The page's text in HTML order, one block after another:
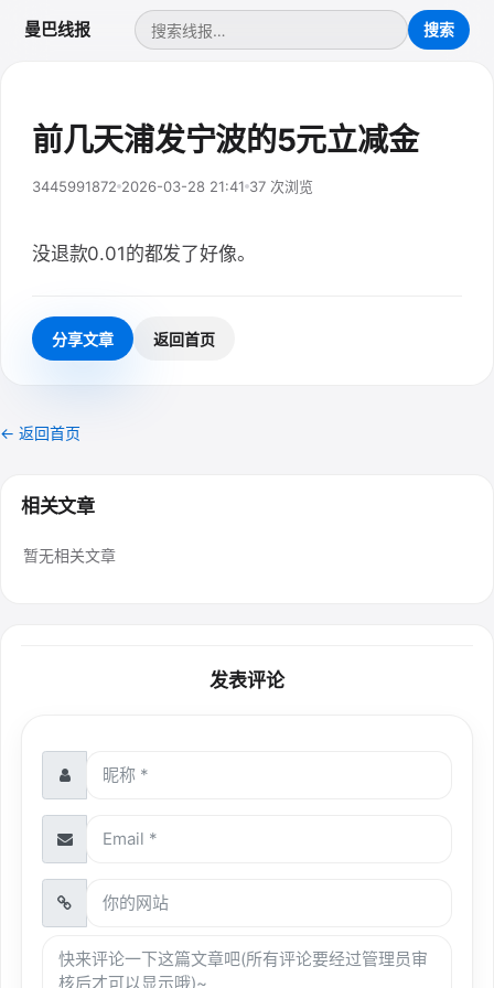
曼巴线报
前几天浦发宁波的5元立减金
3445991872 2026-03-28 21:41 37 次浏览
没退款0.01的都发了好像。
分享文章 返回首页
← 返回首页
相关文章
暂无相关文章
发表评论